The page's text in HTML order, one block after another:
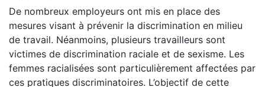
De nombreux employeurs ont mis en place des
mesures visant à prévenir la discrimination en milieu
de travail. Néanmoins, plusieurs travailleurs sont
victimes de discrimination raciale et de sexisme. Les
femmes racialisées sont particulièrement affectées par
ces pratiques discriminatoires. L’objectif de cette